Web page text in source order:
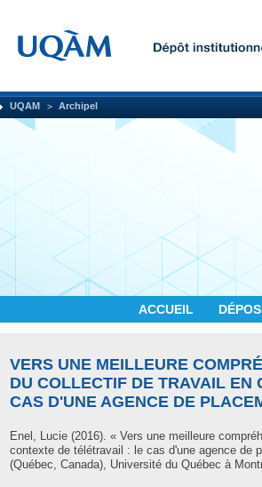
UQAM Archipel
ACCUEIL
VERS UNE MEILLEURE
DU COLLECTIF DE TRAVAIL EN
CAS D'UNE AGENCE DE
Enel, Lucie (2016). « Vers une meilleure
contexte de télétravail : le cas d'une agence de
(Québec, Canada), Université du Québec à